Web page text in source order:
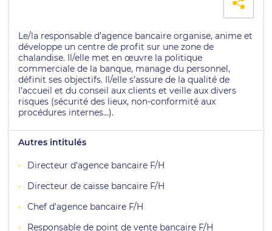
Le/la responsable d’agence bancaire organise, anime et
développe un centre de profit sur une zone de
chalandise. Il/elle met en œuvre la politique
commerciale de la banque, manage du personnel,
définit ses objectifs. Il/elle s’assure de la qualité de
l’accueil et du conseil aux clients et veille aux divers
risques (sécurité des lieux, non-conformité aux
procédures internes…).
Autres intitulés
Directeur d’agence bancaire F/H
Directeur de caisse bancaire F/H
Chef d'agence bancaire F/H
Responsable de point de vente bancaire F/H